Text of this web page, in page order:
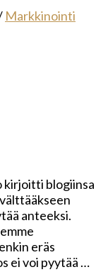
Markkinointi
blogiinsa
anteeksi.
eräs
ei voi pyytää …